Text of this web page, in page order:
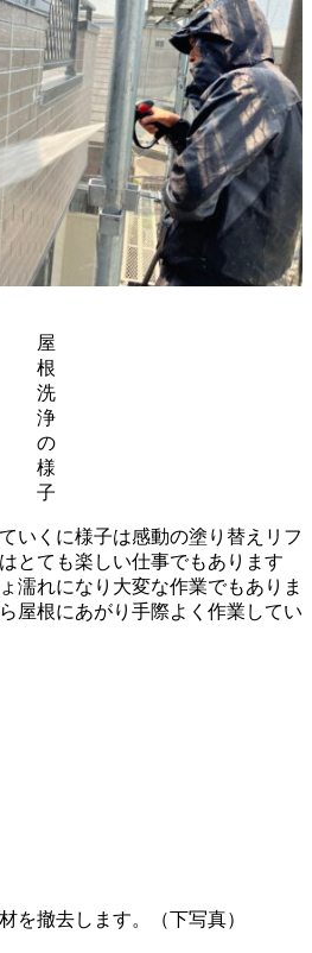
屋
根
洗
浄
の
様
子
いくに様子は感動の塗り替えリフ
とても楽しい仕事でもあります
濡れになり大変な作業でもありま
屋根にあがり手際よく作業してい
を撤去します。（下写真）